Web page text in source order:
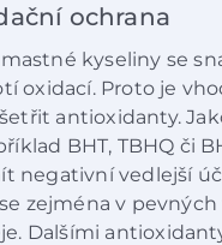
ochrana
kyseliny se
oxidací. Proto je
antioxidanty.
BHT, TBHQ či
negativní vedlejší
zejména v
Dalšími